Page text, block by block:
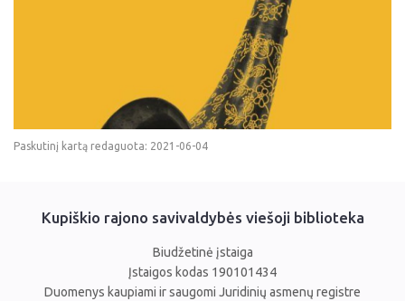
Paskutinį kartą redaguota: 2021-06-04
Kupiškio rajono savivaldybės viešoji biblioteka
Biudžetinė įstaiga
Įstaigos kodas 190101434
Duomenys kaupiami ir saugomi Juridinių asmenų registre